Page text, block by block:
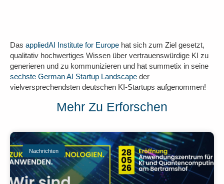
Das appliedAI Institute for Europe hat sich zum Ziel gesetzt,
qualitativ hochwertiges Wissen über vertrauenswürdige KI zu
generieren und zu kommunizieren und hat summetix in seine
sechste German AI Startup Landscape der
vielversprechendsten deutschen KI-Startups aufgenommen!
Mehr Zu Erforschen
Nachrichten